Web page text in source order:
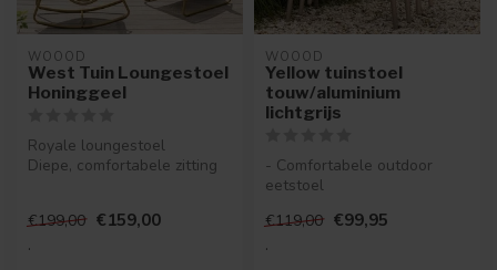
WOOOD
West Tuin Loungestoel
Honinggeel
Royale loungestoel
Diepe, comfortabele zitting
€199,00 €159,00
.
WOOOD
Yellow tuinstoel
touw/aluminium
lichtgrijs
- Comfortabele outdoor
eetstoel
lichtgewicht aluminium
- Rug...
€119,00 €99,95
.